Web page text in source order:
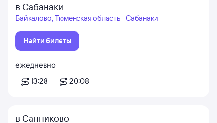
в Сабанаки
Байкалово, Тюменская область - Сабанаки
Найти билеты
ежедневно
13:28
20:08
в Санниково